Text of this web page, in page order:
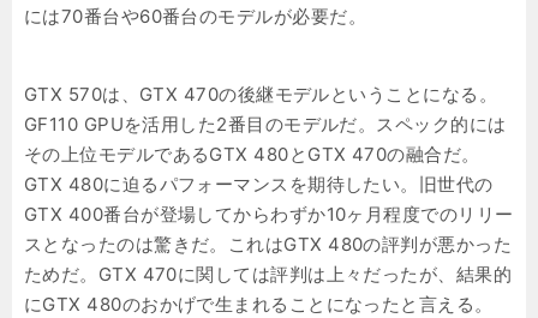
には70番台や60番台のモデルが必要だ。
GTX 570は、GTX 470の後継モデルということになる。
GF110 GPUを活用した2番目のモデルだ。スペック的には
その上位モデルであるGTX 480とGTX 470の融合だ。
GTX 480に迫るパフォーマンスを期待したい。旧世代の
GTX 400番台が登場してからわずか10ヶ月程度でのリリー
スとなったのは驚きだ。これはGTX 480の評判が悪かった
ためだ。GTX 470に関しては評判は上々だったが、結果的
にGTX 480のおかげで生まれることになったと言える。